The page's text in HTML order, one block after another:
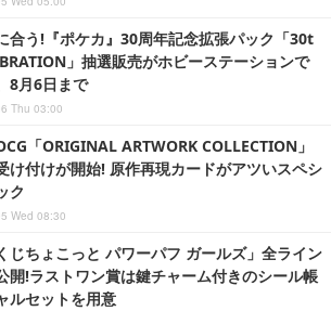
合う!『ポケカ』30周年記念拡張パック「30t
」抽選販売がホビーステーションで
8月6日まで
Thu 03:00
「ORIGINAL ARTWORK COLLECTION」
け付けが開始! 原作再現カードがアツいスペシ
ク
Wed 08:30
じちょこっと パワーパフ ガールズ」全ライン
開!ラストワン賞は鍵チャーム付きのシール帳
ルセットを用意